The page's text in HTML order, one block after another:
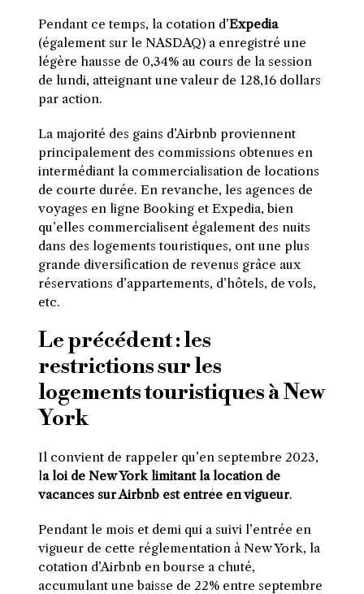
Pendant ce temps, la cotation d’Expedia
(également sur le NASDAQ) a enregistré une
légère hausse de 0,34% au cours de la session
de lundi, atteignant une valeur de 128,16 dollars
par action.
La majorité des gains d’Airbnb proviennent
principalement des commissions obtenues en
intermédiant la commercialisation de locations
de courte durée. En revanche, les agences de
voyages en ligne Booking et Expedia, bien
qu’elles commercialisent également des nuits
dans des logements touristiques, ont une plus
grande diversification de revenus grâce aux
réservations d’appartements, d’hôtels, de vols,
etc.
Le précédent : les
restrictions sur les
logements touristiques à New
York
Il convient de rappeler qu’en septembre 2023,
la loi de New York limitant la location de
vacances sur Airbnb est entrée en vigueur.
Pendant le mois et demi qui a suivi l’entrée en
vigueur de cette réglementation à New York, la
cotation d’Airbnb en bourse a chuté,
accumulant une baisse de 22% entre septembre